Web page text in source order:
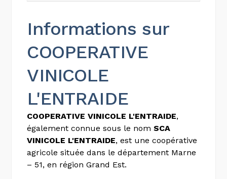
Informations sur
COOPERATIVE
VINICOLE
L'ENTRAIDE
COOPERATIVE VINICOLE L'ENTRAIDE,
également connue sous le nomSCA
VINICOLE L'ENTRAIDE, est une coopérative
agricole située dans le département Marne
– 51, en région Grand Est.